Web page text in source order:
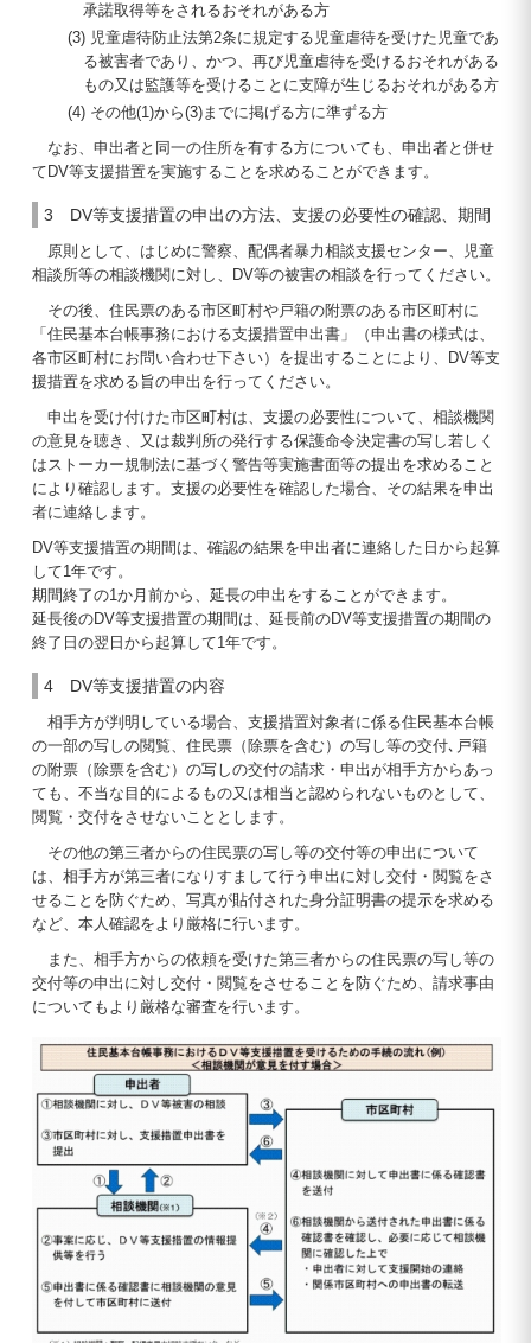
承諾取得等をされるおそれがある方
(3) 児童虐待防止法第2条に規定する児童虐待を受けた児童であ
る被害者であり、かつ、再び児童虐待を受けるおそれがある
もの又は監護等を受けることに支障が生じるおそれがある方
(4) その他(1)から(3)までに掲げる方に準ずる方
なお、申出者と同一の住所を有する方についても、申出者と併せ
てDV等支援措置を実施することを求めることができます。
3 DV等支援措置の申出の方法、支援の必要性の確認、期間
原則として、はじめに警察、配偶者暴力相談支援センター、児童
相談所等の相談機関に対し、DV等の被害の相談を行ってください。
その後、住民票のある市区町村や戸籍の附票のある市区町村に
「住民基本台帳事務における支援措置申出書」（申出書の様式は、
各市区町村にお問い合わせ下さい）を提出することにより、DV等支
援措置を求める旨の申出を行ってください。
申出を受け付けた市区町村は、支援の必要性について、相談機関
の意見を聴き、又は裁判所の発行する保護命令決定書の写し若しく
はストーカー規制法に基づく警告等実施書面等の提出を求めること
により確認します。支援の必要性を確認した場合、その結果を申出
者に連絡します。
DV等支援措置の期間は、確認の結果を申出者に連絡した日から起算
して1年です。
期間終了の1か月前から、延長の申出をすることができます。
延長後のDV等支援措置の期間は、延長前のDV等支援措置の期間の
終了日の翌日から起算して1年です。
4 DV等支援措置の内容
相手方が判明している場合、支援措置対象者に係る住民基本台帳
の一部の写しの閲覧、住民票（除票を含む）の写し等の交付､戸籍
の附票（除票を含む）の写しの交付の請求・申出が相手方からあっ
ても、不当な目的によるもの又は相当と認められないものとして、
閲覧・交付をさせないこととします。
その他の第三者からの住民票の写し等の交付等の申出について
は、相手方が第三者になりすまして行う申出に対し交付・閲覧をさ
せることを防ぐため、写真が貼付された身分証明書の提示を求める
など、本人確認をより厳格に行います。
また、相手方からの依頼を受けた第三者からの住民票の写し等の
交付等の申出に対し交付・閲覧をさせることを防ぐため、請求事由
についてもより厳格な審査を行います。